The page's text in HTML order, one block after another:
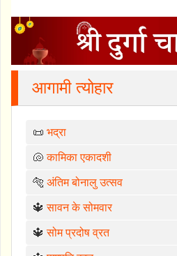
आगामी त्योहार
📜 भद्रा
🐚कामिका एकादशी
🐅 अंतिम बोनालु उत्सव
🔱सावन के सोमवार
🔱सोम प्रदोष व्रत